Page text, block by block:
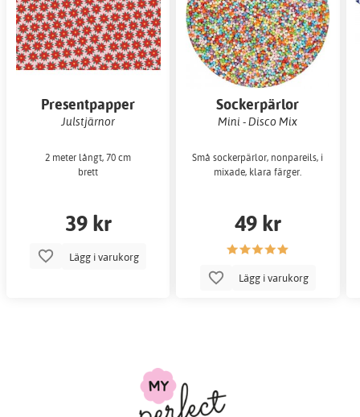
Presentpapper
Julstjärnor
2 meter långt, 70 cm
brett
39 kr
Lägg i varukorg
Sockerpärlor
Mini - Disco Mix
Små sockerpärlor, nonpareils, i
mixade, klara färger.
49 kr
Lägg i varukorg